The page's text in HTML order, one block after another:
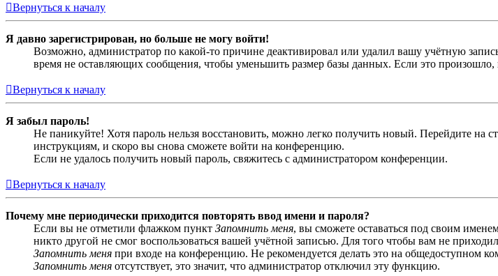
Вернуться к началу
Я давно зарегистрирован, но больше не могу войти!
Возможно, администратор по какой-то причине деактивировал или удалил вашу учётную
время не оставляющих сообщения, чтобы уменьшить размер базы данных. Если это произошло,
Вернуться к началу
Я забыл пароль!
Не паникуйте! Хотя пароль нельзя восстановить, можно легко получить новый. Перейдите на
инструкциям, и скоро вы снова сможете войти на конференцию.
Если не удалось получить новый пароль, свяжитесь с администратором конференции.
Вернуться к началу
Почему мне периодически приходится повторять ввод имени и пароля?
Если вы не отметили флажком пункт Запомнить меня, вы сможете оставаться под своим
никто другой не смог воспользоваться вашей учётной записью. Для того чтобы вам не
Запомнить меня при входе на конференцию. Не рекомендуется делать это на общедоступном
Запомнить меня отсутствует, это значит, что администратор отключил эту функцию.